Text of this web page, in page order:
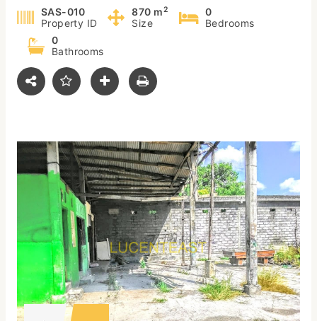
SAS-010
Property ID
870 m2
Size
0
Bedrooms
0
Bathrooms